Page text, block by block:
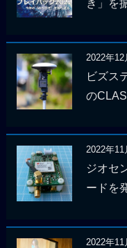
き」を
2022年12
ビズス
の
2022年11
ジオセ
ードを
2022年11